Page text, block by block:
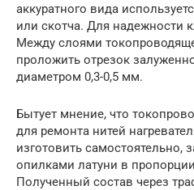
аккуратного вида
или скотча. Для надежности
Между слоями
проложить отрезок
диаметром 0,3-0,5 мм.
Бытует мнение, что
для ремонта нитей
изготовить самостоятельно,
опилками латуни в
Полученный состав через